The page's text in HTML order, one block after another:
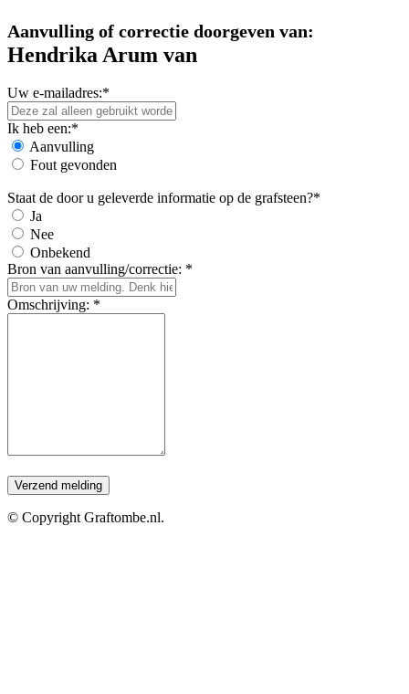
Aanvulling of correctie doorgeven van:
Hendrika Arum van
Uw e-mailadres:*
Ik heb een:*
Aanvulling
Fout gevonden
Staat de door u geleverde informatie op de grafsteen?*
Ja
Nee
Onbekend
Bron van aanvulling/correctie: *
Omschrijving: *
© Copyright Graftombe.nl.